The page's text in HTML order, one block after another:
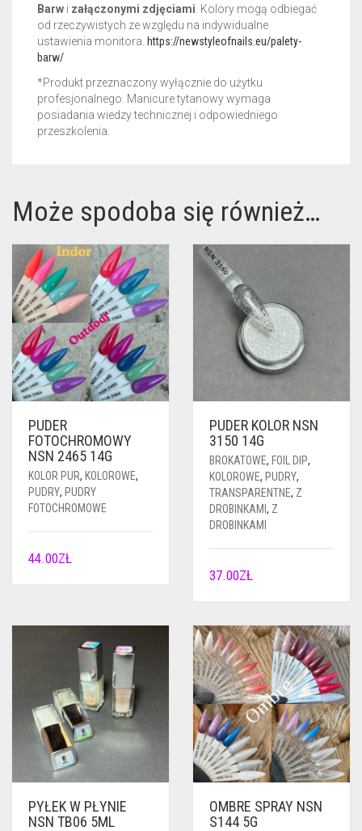
Barw i załączonymi zdjęciami . Kolory mogą odbiegać
od rzeczywistych ze względu na indywidualne
ustawienia monitora. https://newstyleofnails.eu/palety-
barw/
*Produkt przeznaczony wyłącznie do użytku
profesjonalnego. Manicure tytanowy wymaga
posiadania wiedzy technicznej i odpowiedniego
przeszkolenia.
Może spodoba się również…
PUDER
FOTOCHROMOWY
NSN 2465 14G
KOLOR PUR, KOLOROWE,
PUDRY, PUDRY
FOTOCHROMOWE
44.00ZŁ
PUDER KOLOR NSN
3150 14G
BROKATOWE, FOIL DIP,
KOLOROWE, PUDRY,
TRANSPARENTNE, Z
DROBINKAMI , Z
DROBINKAMI
37.00ZŁ
PYŁEK W PŁYNIE
NSN TB06 5ML
OMBRE SPRAY NSN
S144 5G